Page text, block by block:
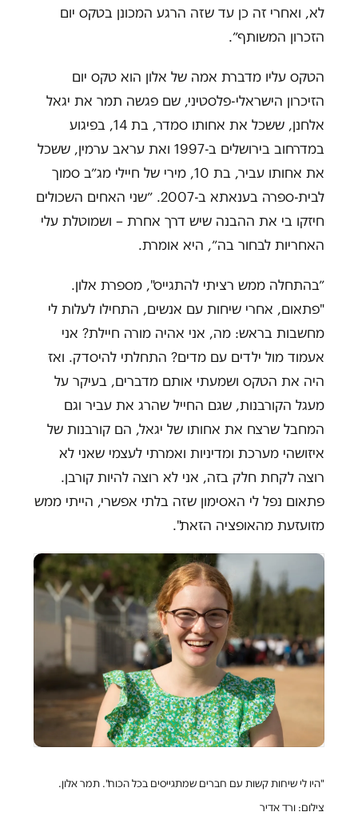
לא, ואחרי זה כן עד שזה הרגע המכונן בטקס יום
הזכרון המשותף״.
הטקס עליו מדברת אמה של אלון הוא טקס יום
הזיכרון הישראלי-פלסטיני, שם פגשה תמר את יגאל
אלחנן, ששכל את אחותו סמדר, בת 14, בפיגוע
במדרחוב בירושלים ב-1997 ואת עראב ערמין, ששכל
את אחותו עביר, בת 10, מירי של חיילי מג״ב סמוך
לבית-ספרה בענאתא ב-2007. ״שני האחים השכולים
חיזקו בי את ההבנה שיש דרך אחרת – ושמוטלת עלי
האחריות לבחור בה״, היא אומרת.
״בהתחלה ממש רציתי להתגייס", מספרת אלון.
"פתאום, אחרי שיחות עם אנשים, התחילו לעלות לי
מחשבות בראש: מה, אני אהיה מורה חיילת? אני
אעמוד מול ילדים עם מדים? התחלתי להיסדק. ואז
היה את הטקס ושמעתי אותם מדברים, בעיקר על
מעגל הקורבנות, שגם החייל שהרג את עביר וגם
המחבל שרצח את אחותו של יגאל, הם קורבנות של
איזושהי מערכת ומדיניות ואמרתי לעצמי שאני לא
רוצה לקחת חלק בזה, אני לא רוצה להיות קורבן.
פתאום נפל לי האסימון שזה בלתי אפשרי, הייתי ממש
מזועזעת מהאופציה הזאת".
"היו לי שיחות קשות עם חברים שמתגייסים בכל הכוח". תמר אלון.
צילום: ורד אדיר